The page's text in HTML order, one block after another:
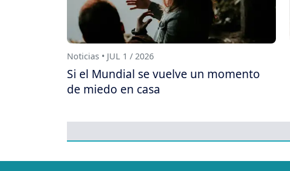
Noticias • JUL 1 / 2026
Si el Mundial se vuelve un momento
de miedo en casa